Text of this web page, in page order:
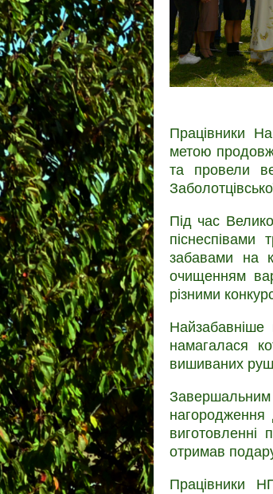
Працівники
метою
та провели
Під час
піснеспівами
забавами на
очищенням
різними
Найзабавніше
намагалася
вишиваних
нагородження
виготовленні
отримав
Працівники